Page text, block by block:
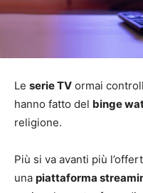
Le serie TV ormai
hanno fatto del binge
religione.
Più si va avanti più
una piattaforma